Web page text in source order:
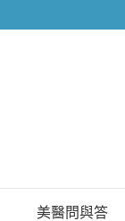
美醫問與答